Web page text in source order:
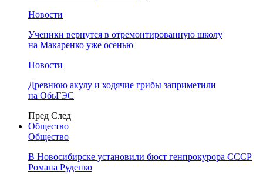
Новости
Ученики вернутся в отремонтированную школу
на Макаренко уже осенью
Новости
Древнюю акулу и ходячие грибы заприметили
на ОбьГЭС
Пред След
Общество
Общество
В Новосибирске установили бюст генпрокурора СССР
Романа Руденко